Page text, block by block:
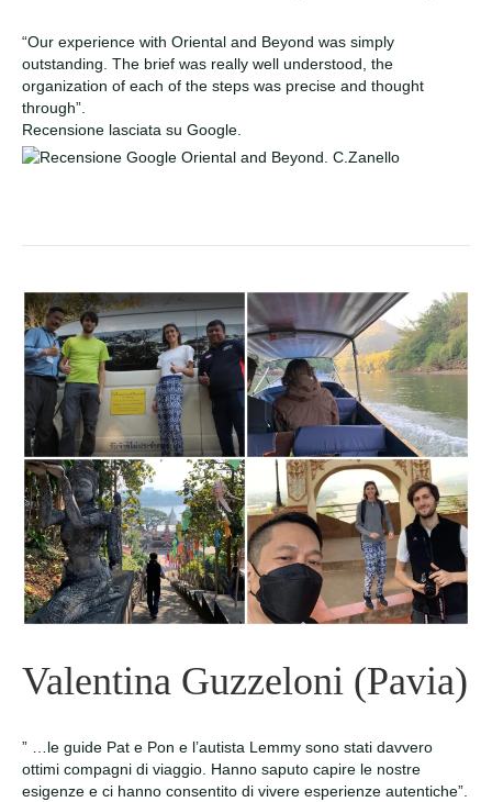
“Our experience with Oriental and Beyond was simply
outstanding. The brief was really well understood, the
organization of each of the steps was precise and thought
through”.
Recensione lasciata su Google.
Valentina Guzzeloni (Pavia)
” …le guide Pat e Pon e l’autista Lemmy sono stati davvero
ottimi compagni di viaggio. Hanno saputo capire le nostre
esigenze e ci hanno consentito di vivere esperienze autentiche”.